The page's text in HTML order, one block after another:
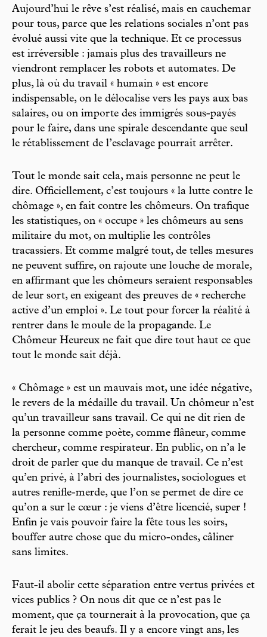
Aujourd’hui le rêve s’est réalisé, mais en cauchemar
pour tous, parce que les relations sociales n’ont pas
évolué aussi vite que la technique. Et ce processus
est irréversible : jamais plus des travailleurs ne
viendront remplacer les robots et automates. De
plus, là où du travail « humain » est encore
indispensable, on le délocalise vers les pays aux bas
salaires, ou on importe des immigrés sous-payés
pour le faire, dans une spirale descendante que seul
le rétablissement de l’esclavage pourrait arrêter.
Tout le monde sait cela, mais personne ne peut le
dire. Officiellement, c’est toujours « la lutte contre le
chômage », en fait contre les chômeurs. On trafique
les statistiques, on « occupe » les chômeurs au sens
militaire du mot, on multiplie les contrôles
tracassiers. Et comme malgré tout, de telles mesures
ne peuvent suffire, on rajoute une louche de morale,
en affirmant que les chômeurs seraient responsables
de leur sort, en exigeant des preuves de « recherche
active d’un emploi ». Le tout pour forcer la réalité à
rentrer dans le moule de la propagande. Le
Chômeur Heureux ne fait que dire tout haut ce que
tout le monde sait déjà.
« Chômage » est un mauvais mot, une idée négative,
le revers de la médaille du travail. Un chômeur n’est
qu’un travailleur sans travail. Ce qui ne dit rien de
la personne comme poète, comme flâneur, comme
chercheur, comme respirateur. En public, on n’a le
droit de parler que du manque de travail. Ce n’est
qu’en privé, à l’abri des journalistes, sociologues et
autres renifle-merde, que l’on se permet de dire ce
qu’on a sur le cœur : je viens d’être licencié, super !
Enfin je vais pouvoir faire la fête tous les soirs,
bouffer autre chose que du micro-ondes, câliner
sans limites.
Faut-il abolir cette séparation entre vertus privées et
vices publics ? On nous dit que ce n’est pas le
moment, que ça tournerait à la provocation, que ça
ferait le jeu des beaufs. Il y a encore vingt ans, les